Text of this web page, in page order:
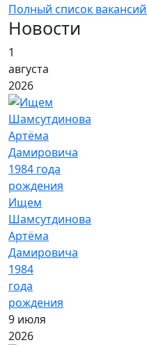
Полный список
Новости
1
августа
2026
Ищем
Шамсутдинова
Артёма
Дамировича
1984
года
рождения
9 июля
2026